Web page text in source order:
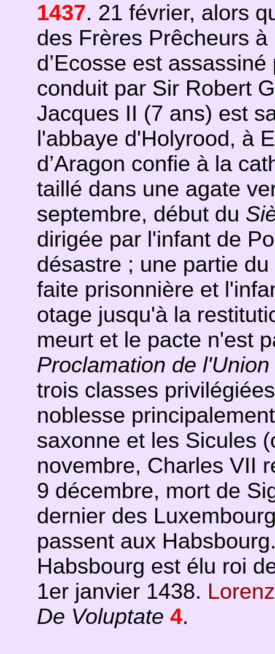
1437. 21 février, alors
des Frères Prêcheurs
d’Ecosse est
conduit par Sir Robert
Jacques II (7 ans) est
l'abbaye d'Holyrood, à
d’Aragon confie à la
taillé dans une agate
septembre, début du
dirigée par l'infant de
désastre ; une partie
faite prisonnière et
otage jusqu'à la
meurt et le pacte n'est
Proclamation de
trois classes
noblesse
saxonne et les Sicules
novembre, Charles VII
9 décembre, mort de
dernier des
passent aux
Habsbourg est élu roi
1er janvier 1438.
De Voluptate 4.